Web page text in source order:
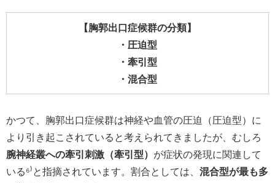
【胸郭出口症候群の分類】
・圧迫型
・牽引型
・混合型
かつて、胸郭出口症候群は神経や血管の圧迫（圧迫型）に
より引き起こされていると考えられてきましたが、むしろ
腕神経叢への牽引刺激（牽引型） が症状の発現に関連して
いる⁶⁾と指摘されています。割合としては、 混合型が最も多